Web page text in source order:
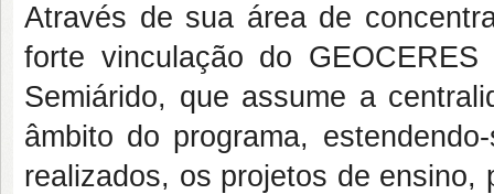
Através de sua área de
forte vinculação do
Semiárido, que assume a
âmbito do programa,
realizados, os projetos de